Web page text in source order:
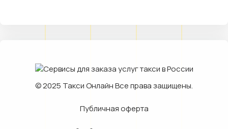
© 2025 Такси ОнлайнВсе права защищены.
Публичная оферта